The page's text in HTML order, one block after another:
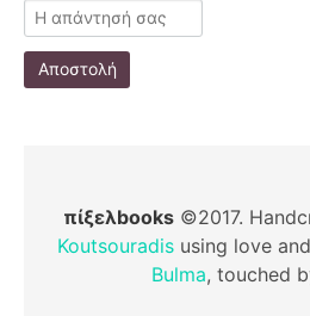
Αποστολή
πίξελbooks©2017.
Koutsouradis using love and
Bulma, touched